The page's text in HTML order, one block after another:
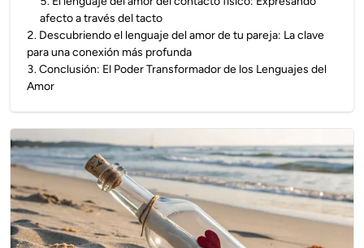
afecto a través del tacto
2. Descubriendo el lenguaje del amor de tu pareja: La clave
para una conexión más profunda
3.Conclusión: El Poder Transformador de los Lenguajes del
Amor